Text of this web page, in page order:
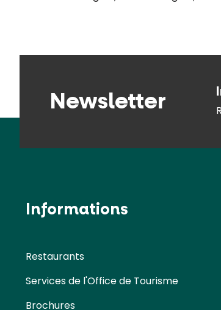
Newsletter
Informations
Restaurants
Services de l'Office de Tourisme
Brochures